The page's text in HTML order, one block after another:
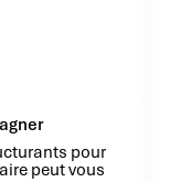
pour
peut vous